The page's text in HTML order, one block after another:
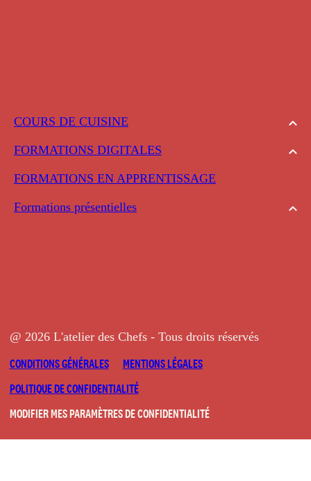
COURS DE CUISINE
FORMATIONS DIGITALES
FORMATIONS EN APPRENTISSAGE
Formations présentielles
@ 2026 L'atelier des Chefs - Tous droits réservés
CONDITIONS GÉNÉRALES
MENTIONS LÉGALES
POLITIQUE DE CONFIDENTIALITÉ
MODIFIER MES PARAMÈTRES DE CONFIDENTIALITÉ